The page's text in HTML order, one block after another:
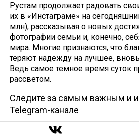
Рустам продолжает радовать
их в «Инстаграме» на
млн), рассказывая о новых
фотографии семьи и, конечно,
мира. Многие признаются, что
теряют надежду на лучшее,
Ведь самое темное время суток
рассветом.
Следите за самым важным и
Telegram-канале